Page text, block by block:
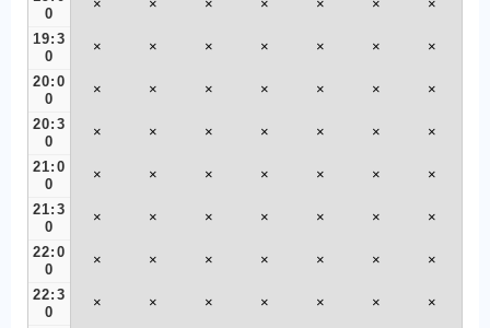
0
× × × × × × ×
19:3
0
× × × × × × ×
20:0
0
× × × × × × ×
20:3
0
× × × × × × ×
21:0
0
× × × × × × ×
21:3
0
× × × × × × ×
22:0
0
× × × × × × ×
22:3
0
× × × × × × ×